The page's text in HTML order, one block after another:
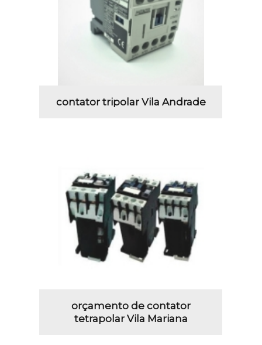
contator tripolar Vila Andrade
orçamento de contator
tetrapolar Vila Mariana